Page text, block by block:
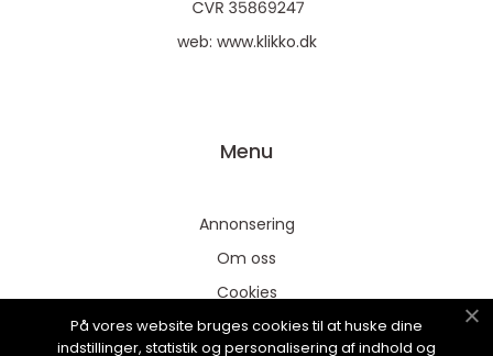
web: www.klikko.dk
Menu
Annonsering
Om oss
Cookies
Kontakta oss
På vores website bruges cookies til at huske dine
indstillinger, statistik og personalisering af indhold og